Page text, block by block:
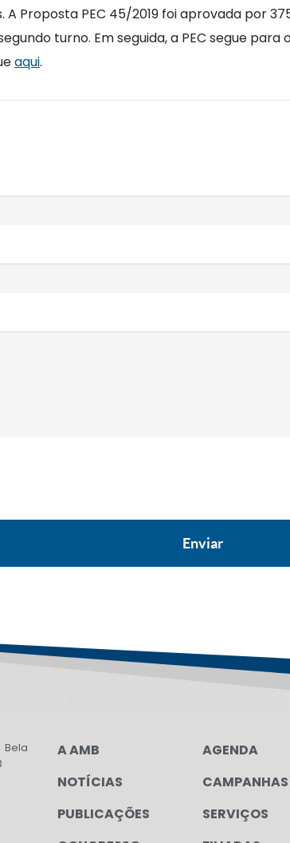
A Proposta PEC 45/2019 foi aprovada por
turno. Em seguida, a PEC segue
aqui.
Bela
A AMB
NOTÍCIAS
PUBLICAÇÕES
AGENDA
CAMPANHAS
SERVIÇOS